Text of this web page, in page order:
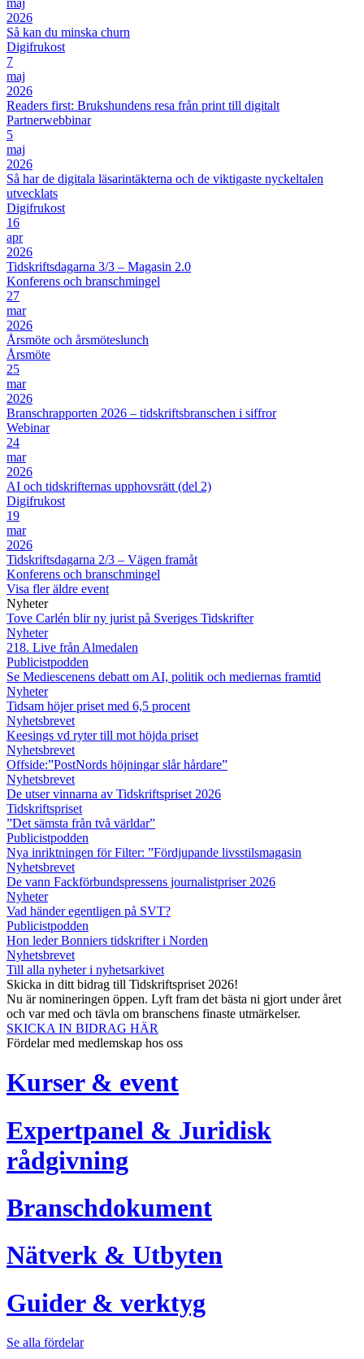
2026
Så kan du minska churn
Digifrukost
7
maj
2026
Readers first: Brukshundens resa från print till digitalt
Partnerwebbinar
5
maj
2026
Så har de digitala läsarintäkterna och de viktigaste nyckeltalen
utvecklats
Digifrukost
16
apr
2026
Tidskriftsdagarna 3/3 – Magasin 2.0
Konferens och branschmingel
27
mar
2026
Årsmöte och årsmöteslunch
Årsmöte
25
mar
2026
Branschrapporten 2026 – tidskriftsbranschen i siffror
Webinar
24
mar
2026
AI och tidskrifternas upphovsrätt (del 2)
Digifrukost
19
mar
2026
Tidskriftsdagarna 2/3 – Vägen framåt
Konferens och branschmingel
Visa fler äldre event
Nyheter
Tove Carlén blir ny jurist på Sveriges Tidskrifter
Nyheter
218. Live från Almedalen
Publicistpodden
Se Mediescenens debatt om AI, politik och mediernas framtid
Nyheter
Tidsam höjer priset med 6,5 procent
Nyhetsbrevet
Keesings vd ryter till mot höjda priset
Nyhetsbrevet
Offside:”PostNords höjningar slår hårdare”
Nyhetsbrevet
De utser vinnarna av Tidskriftspriset 2026
Tidskriftspriset
”Det sämsta från två världar”
Publicistpodden
Nya inriktningen för Filter: ”Fördjupande livsstilsmagasin
Nyhetsbrevet
De vann Fackförbundspressens journalistpriser 2026
Nyheter
Vad händer egentligen på SVT?
Publicistpodden
Hon leder Bonniers tidskrifter i Norden
Nyhetsbrevet
Till alla nyheter i nyhetsarkivet
Skicka in ditt bidrag till Tidskriftspriset 2026!
Nu är nomineringen öppen. Lyft fram det bästa ni gjort under året
och var med och tävla om branschens finaste utmärkelser.
SKICKA IN BIDRAG HÄR
Fördelar med medlemskap hos oss
Kurser & event
Expertpanel & Juridisk
rådgivning
Branschdokument
Nätverk & Utbyten
Guider & verktyg
Se alla fördelar